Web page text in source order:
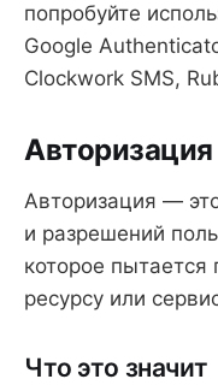
попробуйте
Google
Clockwork SMS,
Авторизация
Авторизация —
и разрешений
которое пытается
ресурсу или
Что это значит